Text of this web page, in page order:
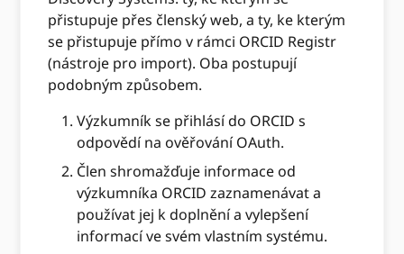
přistupuje přes členský web, a ty, ke kterým
se přistupuje přímo v rámci ORCID Registr
(nástroje pro import). Oba postupují
podobným způsobem.
Výzkumník se přihlásí do ORCID s
odpovědí na ověřování OAuth.
Člen shromažďuje informace od
výzkumníka ORCID zaznamenávat a
používat jej k doplnění a vylepšení
informací ve svém vlastním systému.